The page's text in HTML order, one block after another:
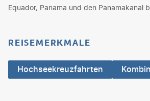
Equador, Panama und den Panamakanal
REISEMERKMALE
Hochseekreuzfahrten